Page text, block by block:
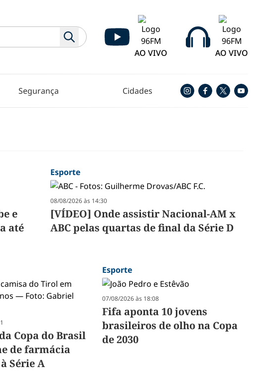
AO VIVO
AO VIVO
Segurança Cidades
e
até
Esporte
08/08/2026 às 14:30
[VÍDEO] Onde assistir Nacional-AM x
ABC pelas quartas de final da Série D
Copa do Brasil
de farmácia
Série A
Esporte
07/08/2026 às 18:08
Fifa aponta 10 jovens
brasileiros de olho na Copa
de 2030